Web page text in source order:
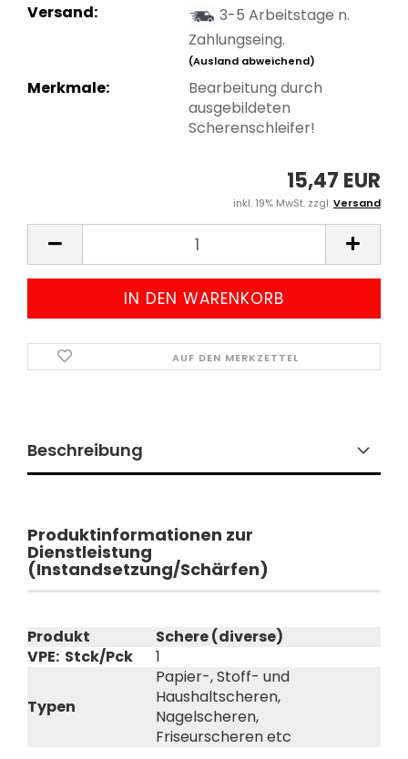
Versand:
3-5 Arbeitstage n.
Zahlungseing.
(Ausland abweichend)
Merkmale:
Bearbeitung durch
ausgebildeten
Scherenschleifer!
15,47 EUR
inkl. 19% MwSt. zzgl.Versand
AUF DEN MERKZETTEL
Beschreibung
Produkt Schere (diverse)
Produktinformationen zur
Dienstleistung
(Instandsetzung/Schärfen)
VPE: Stck/Pck 1
Typen
Papier-, Stoff- und
Haushaltscheren,
Nagelscheren,
Friseurscheren etc